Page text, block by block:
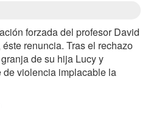
forzada del profesor David
renuncia. Tras el rechazo
de su hija Lucy y
de violencia implacable la